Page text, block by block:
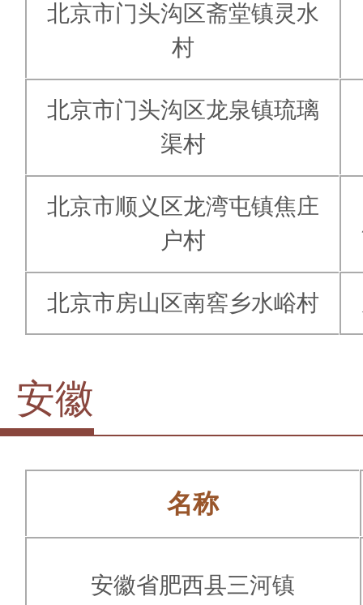
北京市门头沟区斋堂镇灵水
村
北京市门头沟区龙泉镇琉璃
渠村
北京市顺义区龙湾屯镇焦庄
户村
北京市房山区南窖乡水峪村
安徽
名称
安徽省肥西县三河镇